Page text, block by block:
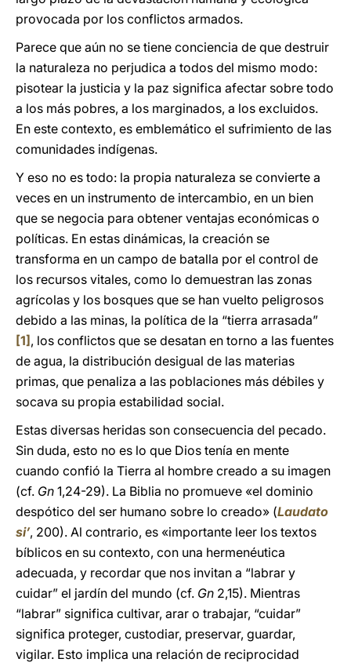
provocada por los conflictos armados.
Parece que aún no se tiene conciencia de que destruir
la naturaleza no perjudica a todos del mismo modo:
pisotear la justicia y la paz significa afectar sobre todo
a los más pobres, a los marginados, a los excluidos.
En este contexto, es emblemático el sufrimiento de las
comunidades indígenas.
Y eso no es todo: la propia naturaleza se convierte a
veces en un instrumento de intercambio, en un bien
que se negocia para obtener ventajas económicas o
políticas. En estas dinámicas, la creación se
transforma en un campo de batalla por el control de
los recursos vitales, como lo demuestran las zonas
agrícolas y los bosques que se han vuelto peligrosos
debido a las minas, la política de la “tierra arrasada”
[1] , los conflictos que se desatan en torno a las fuentes
de agua, la distribución desigual de las materias
primas, que penaliza a las poblaciones más débiles y
socava su propia estabilidad social.
Estas diversas heridas son consecuencia del pecado.
Sin duda, esto no es lo que Dios tenía en mente
cuando confió la Tierra al hombre creado a su imagen
(cf. Gn 1,24-29). La Biblia no promueve «el dominio
despótico del ser humano sobre lo creado» (Laudato
si’, 200). Al contrario, es «importante leer los textos
bíblicos en su contexto, con una hermenéutica
adecuada, y recordar que nos invitan a “labrar y
cuidar” el jardín del mundo (cf. Gn 2,15). Mientras
“labrar” significa cultivar, arar o trabajar, “cuidar”
significa proteger, custodiar, preservar, guardar,
vigilar. Esto implica una relación de reciprocidad